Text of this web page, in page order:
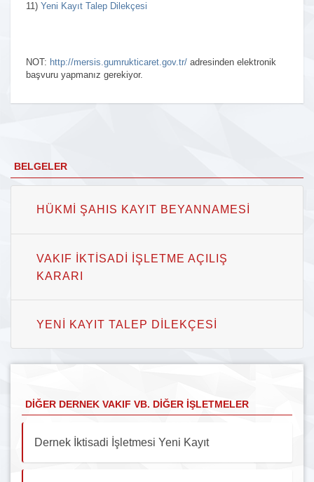
11) Yeni Kayıt Talep Dilekçesi
NOT: http://mersis.gumrukticaret.gov.tr/ adresinden elektronik
başvuru yapmanız gerekiyor.
BELGELER
HÜKMI ŞAHIS KAYIT BEYANNAMESI
VAKIF İKTISADI İŞLETME AÇILIŞ
KARARI
YENI KAYIT TALEP DILEKÇESI
DIĞER DERNEK VAKIF VB. DIĞER İŞLETMELER
Dernek İktisadi İşletmesi Yeni Kayıt